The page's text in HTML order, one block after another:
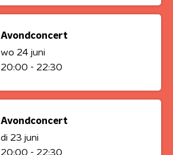
Avondconcert
wo 24 juni
20:00 - 22:30
Avondconcert
di 23 juni
20:00 - 22:30